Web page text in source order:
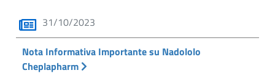
31/10/2023
Nota Informativa Importante su Nadololo
Cheplapharm